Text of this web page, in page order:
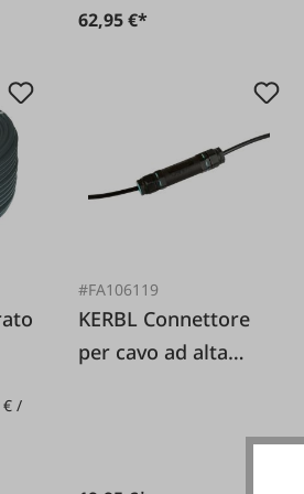
62,95 €*
€ /
#FA106119
KERBL Connettore
per cavo ad alta